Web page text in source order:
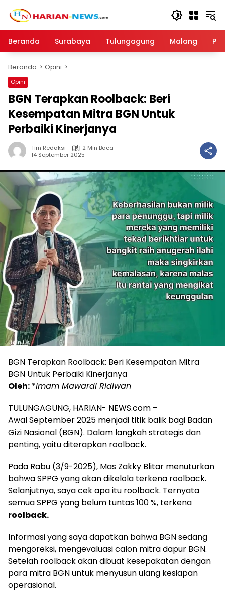
Beranda
Surabaya Tulungagung Malang
Beranda Opini
Opini
BGN Terapkan Roolback: Beri
Kesempatan Mitra BGN Untuk
Perbaiki Kinerjanya
Tim Redaksi
2 Min Baca
14 September 2025
BGN Terapkan Roolback: Beri Kesempatan Mitra
BGN Untuk Perbaiki Kinerjanya
Oleh: *Imam Mawardi Ridlwan
TULUNGAGUNG, HARIAN- NEWS.com –
Awal September 2025 menjadi titik balik bagi Badan
Gizi Nasional (BGN). Dalam langkah strategis dan
penting, yaitu diterapkan roolback.
Pada Rabu (3/9-2025), Mas Zakky Blitar menuturkan
bahwa SPPG yang akan dikelola terkena roolback.
Selanjutnya, saya cek apa itu roolback. Ternyata
semua SPPG yang belum tuntas 100 %, terkena
roolback.
Informasi yang saya dapatkan bahwa BGN sedang
mengoreksi, mengevaluasi calon mitra dapur BGN.
Setelah roolback akan dibuat kesepakatan dengan
para mitra BGN untuk menyusun ulang kesiapan
operasional.